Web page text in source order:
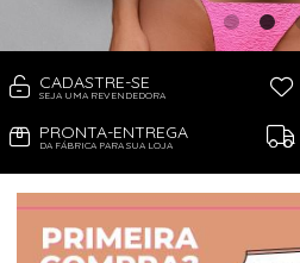
TÊNIS
TOP DE BIQUÍNI
TRICOTS
VESTIDOS
CADASTRE-SE
SEJA UMA REVENDEDORA
PRONTA-ENTREGA
DA FÁBRICA PARA SUA LOJA